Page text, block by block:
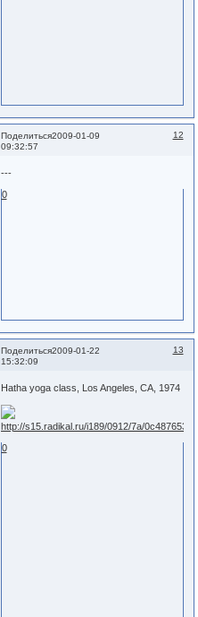
Поделиться 12
2009-01-09
09:32:57
---
0
Поделиться 13
2009-01-22
15:32:09
Hatha yoga class, Los Angeles, CA, 1974
0